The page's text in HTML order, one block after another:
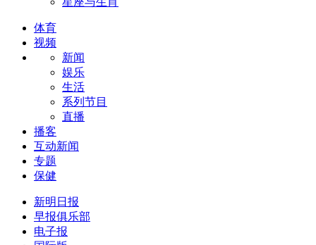
体育
视频
新闻
娱乐
生活
系列节目
直播
播客
互动新闻
专题
保健
新明日报
早报俱乐部
电子报